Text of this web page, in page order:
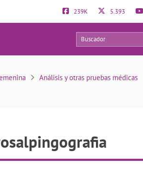
239K 5.393
6 0
Análisis y otras pruebas médicas